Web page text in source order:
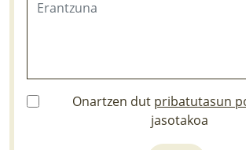
Onartzen dut pribatutasun
jasotakoa